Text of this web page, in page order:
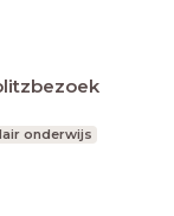
onderwijs